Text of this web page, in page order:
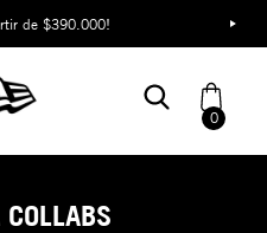
de $390.000!
0